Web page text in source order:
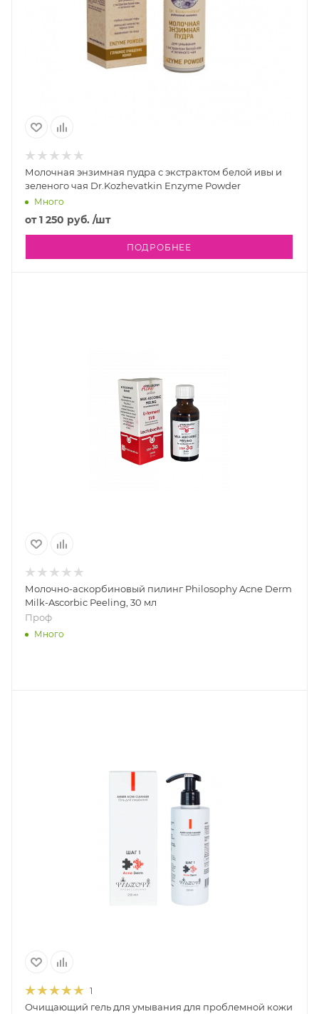
Молочная энзимная пудра с экстрактом белой ивы и
зеленого чая Dr.Kozhevatkin Enzyme Powder
Много
от1 250 руб. /шт
ПОДРОБНЕЕ
Молочно-аскорбиновый пилинг Philosophy Acne Derm
Milk-Ascorbic Peeling, 30 мл
Проф
Много
1
Очищающий гель для умывания для проблемной кожи